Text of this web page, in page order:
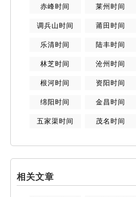
赤峰时间 莱州时间
调兵山时间 莆田 时间
乐清时间 陆丰时间
林芝时间 沧州时间
根河时间 资阳时间
绵阳时间 金昌 时间
五家渠时间 茂名 时间
相关文章